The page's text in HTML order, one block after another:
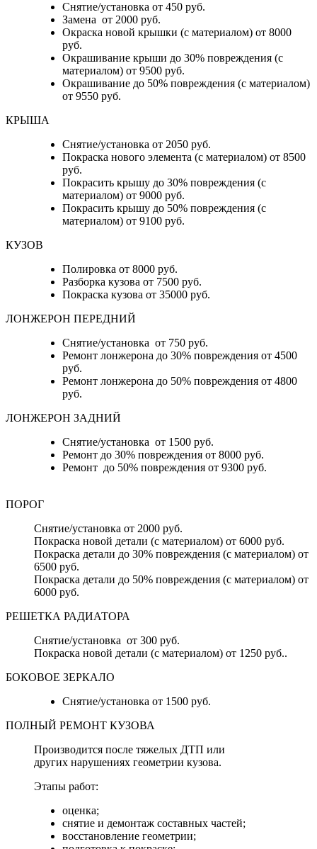
Снятие/установка от 450 руб.
Замена от 2000 руб.
Окраска новой крышки (с материалом) от 8000
руб.
Окрашивание крыши до 30% повреждения (с
материалом) от 9500 руб.
Окрашивание до 50% повреждения (с материалом)
от 9550 руб.
КРЫША
Снятие/установка от 2050 руб.
Покраска нового элемента (с материалом) от 8500
руб.
Покрасить крышу до 30% повреждения (с
материалом) от 9000 руб.
Покрасить крышу до 50% повреждения (с
материалом) от 9100 руб.
КУЗОВ
Полировка от 8000 руб.
Разборка кузова от 7500 руб.
Покраска кузова от 35000 руб.
ЛОНЖЕРОН ПЕРЕДНИЙ
Снятие/установка от 750 руб.
Ремонт лонжерона до 30% повреждения от 4500
руб.
Ремонт лонжерона до 50% повреждения от 4800
руб.
ЛОНЖЕРОН ЗАДНИЙ
Снятие/установка от 1500 руб.
Ремонт до 30% повреждения от 8000 руб.
Ремонт до 50% повреждения от 9300 руб.
ПОРОГ
Снятие/установка от 2000 руб.
Покраска новой детали (с материалом) от 6000 руб.
Покраска детали до 30% повреждения (с материалом) от
6500 руб.
Покраска детали до 50% повреждения (с материалом) от
6000 руб.
РЕШЕТКА РАДИАТОРА
Снятие/установка от 300 руб.
Покраска новой детали (с материалом) от 1250 руб..
БОКОВОЕ ЗЕРКАЛО
Снятие/установка от 1500 руб.
ПОЛНЫЙ РЕМОНТ КУЗОВА
Производится после тяжелых ДТП или
других нарушениях геометрии кузова.
Этапы работ:
оценка;
снятие и демонтаж составных частей;
восстановление геометрии;